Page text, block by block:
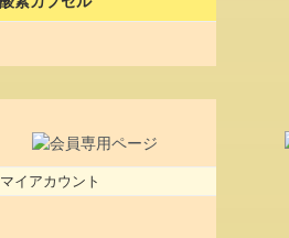
マイアカウント